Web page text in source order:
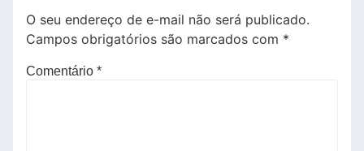
O seu endereço de e-mail não será publicado.
Campos obrigatórios são marcados com *
Comentário *